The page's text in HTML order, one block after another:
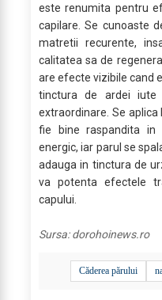
este renumita pentru
capilare. Se cunoaste
matretii recurente,
calitatea sa de
are efecte vizibile cand
tinctura de ardei iute
extraordinare. Se
fie bine raspandita in
energic, iar parul se
adauga in tinctura de
va potenta efectele
capului.
Sursa:dorohoinews.ro
Căderea părului